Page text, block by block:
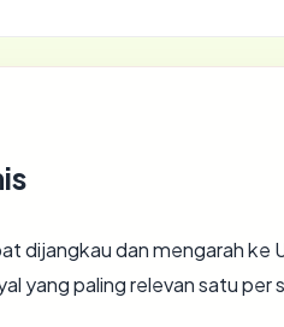
dijangkau dan mengarah ke
yang paling relevan satu per